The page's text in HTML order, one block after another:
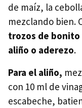
de maíz, la
mezclando bien.
trozos de bonito
aliño o aderezo.
Para el aliño,
con 10 ml de
escabeche,